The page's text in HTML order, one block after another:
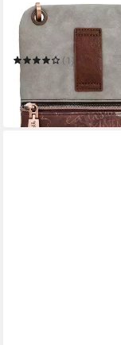
ANEKKE
Umhängetasche Mini
Crossbody Bag
(1)
29,21 € UVP 38,95 €
-25%
in 3-4 Werktagen bei dir